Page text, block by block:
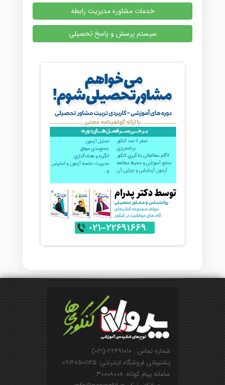
خدمات مشاوره مدیریت رابطه
سیستم پرسش و پاسخ تحصیلی
شماره تماس : ۲۲۶۹۱۰۱۰-(۰۲۱)
پشتیبانی فروشگاه اینترنتی: ۰۹۱۲۸۵۰۱۱۲۵
سامانه پیام کوتاه: ۳۰۰۰۸۰۰۸